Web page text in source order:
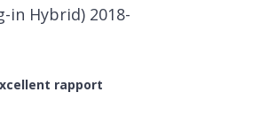
in Hybrid) 2018-
rapport